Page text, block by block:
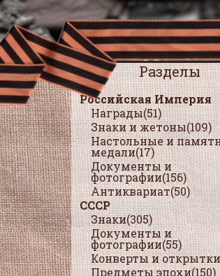
Разделы
Российская Империя
Награды(51)
Знаки и жетоны(109)
Настольные и
медали(17)
Документы и
фотографии(156)
Антиквариат(50)
СССР
Знаки(305)
Документы и
фотографии(55)
Конверты и
Предметы эпохи(150)